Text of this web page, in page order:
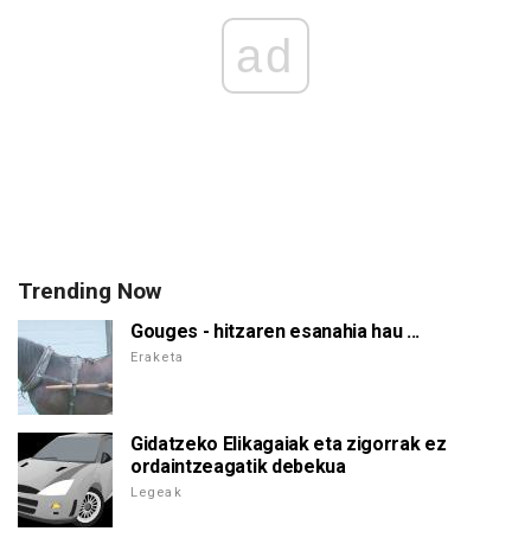
ad
Trending Now
Gouges - hitzaren esanahia hau ...
Eraketa
Gidatzeko Elikagaiak eta zigorrak ez
ordaintzeagatik debekua
Legeak